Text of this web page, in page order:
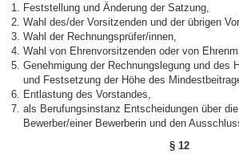
Feststellung und Änderung der Satzung,
Wahl des/der Vorsitzenden und der übrigen
Wahl der Rechnungsprüfer/innen,
Wahl von Ehrenvorsitzenden oder von
Genehmigung der Rechnungslegung und des
und Festsetzung der Höhe des
Entlastung des Vorstandes,
als Berufungsinstanz Entscheidungen über
Bewerber/einer Bewerberin und den
§ 12